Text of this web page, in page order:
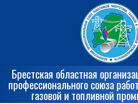
Брестская областная
профессионального союза
газовой и топливной